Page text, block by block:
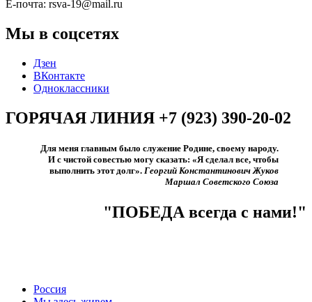
Е-почта: rsva-19@mail.ru
Мы в соцсетях
Дзен
ВКонтакте
Одноклассники
ГОРЯЧАЯ ЛИНИЯ +7 (923) 390-20-02
Для меня главным было служение Родине, своему народу.
И с чистой совестью могу сказать: «Я сделал все, чтобы
выполнить этот долг».​ Георгий Константинович Жуков
Маршал Советского Союза
"ПОБЕДА всегда с нами!"
Россия